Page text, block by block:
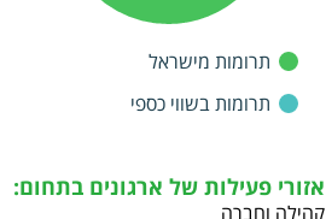
תרומות מישראל
תרומות בשווי כספי
אזורי פעילות של ארגונים בתחום:
קהילה וחברה